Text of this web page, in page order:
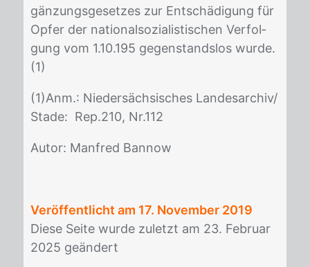
gän­zungs­ge­set­zes zur Ent­schä­di­gung für
Op­fer der na­tio­nal­so­zia­lis­ti­schen Ver­fol­
gung vom 1.10.195 ge­gen­stands­los wur­de.
(1)
(1)Anm.: Nie­der­säch­si­sches Lan­des­ar­chiv/​
Sta­de: Rep.210, Nr.112
Au­tor: Man­fred Ban­now
Veröffentlicht am 17. November 2019
Diese Seite wurde zuletzt am 23. Februar
2025 geändert